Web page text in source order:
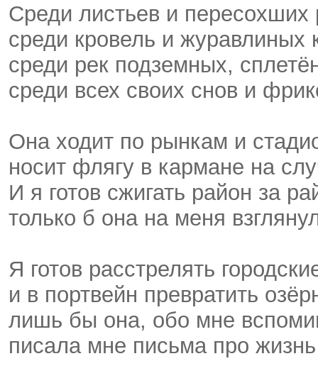
Среди листьев и
среди кровель и журавлиных
среди рек подземных,
среди всех своих снов и
Она ходит по рынкам и
носит флягу в кармане на
И я готов сжигать район за
только б она на меня
Я готов расстрелять
и в портвейн превратить
лишь бы она, обо мне
писала мне письма про жизнь